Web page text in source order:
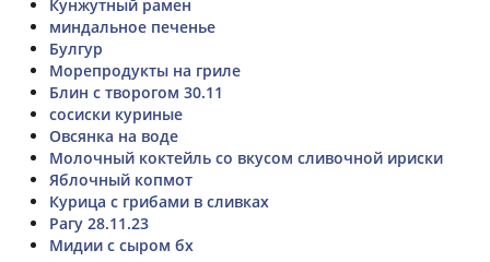
Кунжутный рамен
миндальное печенье
Булгур
Морепродукты на гриле
Блин с творогом 30.11
сосиски куриные
Овсянка на воде
Молочный коктейль со вкусом сливочной ириски
Яблочный копмот
Курица с грибами в сливках
Рагу 28.11.23
Мидии с сыром бх